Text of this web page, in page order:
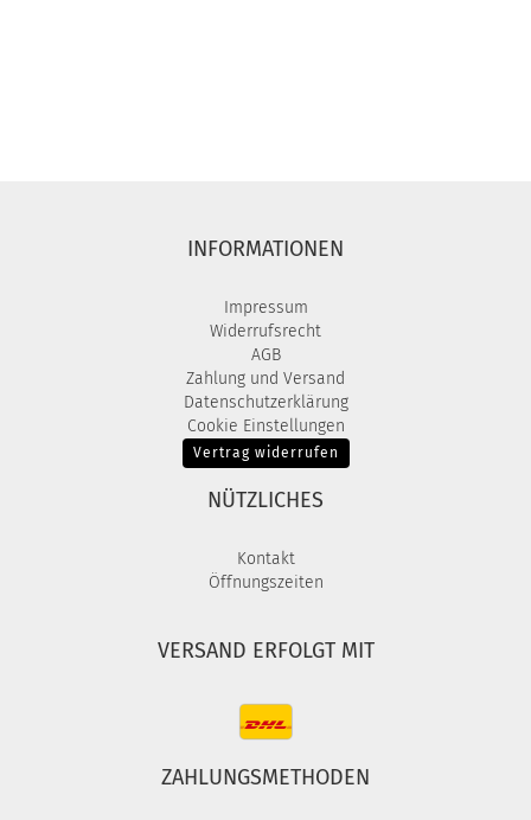
INFORMATIONEN
Impressum
Widerrufsrecht
AGB
Zahlung und Versand
Datenschutzerklärung
Cookie Einstellungen
Vertrag widerrufen
NÜTZLICHES
Kontakt
Öffnungszeiten
VERSAND ERFOLGT MIT
ZAHLUNGSMETHODEN